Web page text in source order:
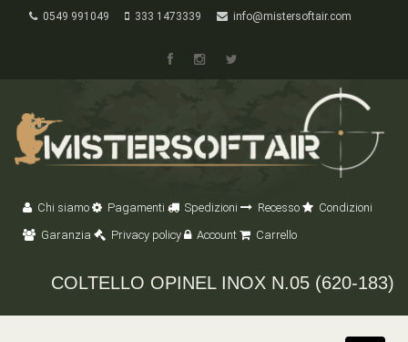
0549 991049 333 1473339 info@mistersoftair.com
Chi siamo Pagamenti Spedizioni Recesso
Condizioni
Garanzia
Privacy policy Account Carrello
COLTELLO OPINEL INOX N.05 (620-183)